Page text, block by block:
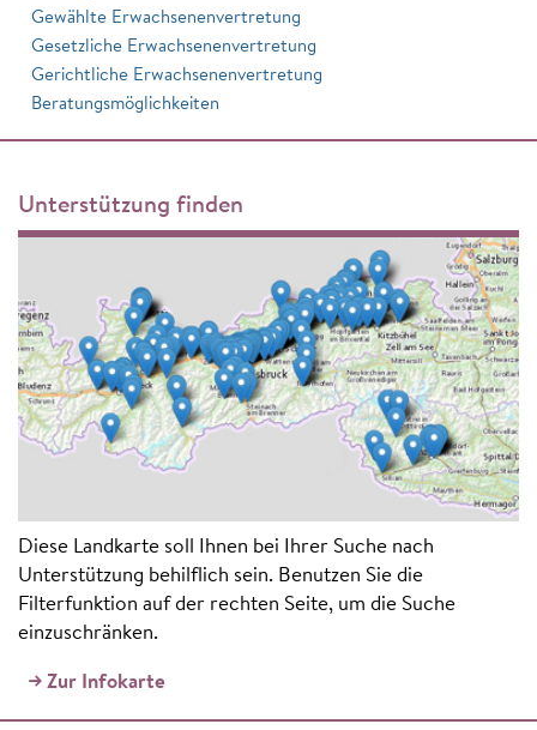
Gewählte Erwachsenenvertretung
Gesetzliche Erwachsenenvertretung
Gerichtliche Erwachsenenvertretung
Beratungsmöglichkeiten
Unterstützung finden
Diese Landkarte soll Ihnen bei Ihrer Suche nach
Unterstützung behilflich sein. Benutzen Sie die
Filterfunktion auf der rechten Seite, um die Suche
einzuschränken.
Zur Infokarte